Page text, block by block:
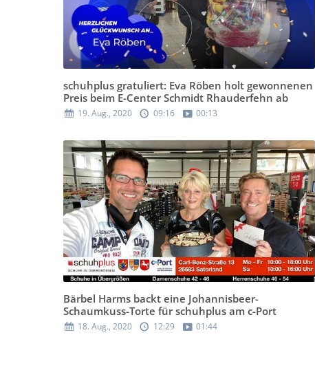
schuhplus gratuliert: Eva Röben holt gewonnenen
Preis beim E-Center Schmidt Rhauderfehn ab
19. Aug., 2020 09:16 00:13
Bärbel Harms backt eine Johannisbeer-
Schaumkuss-Torte für schuhplus am c-Port
18. Aug., 2020 12:29 01:44